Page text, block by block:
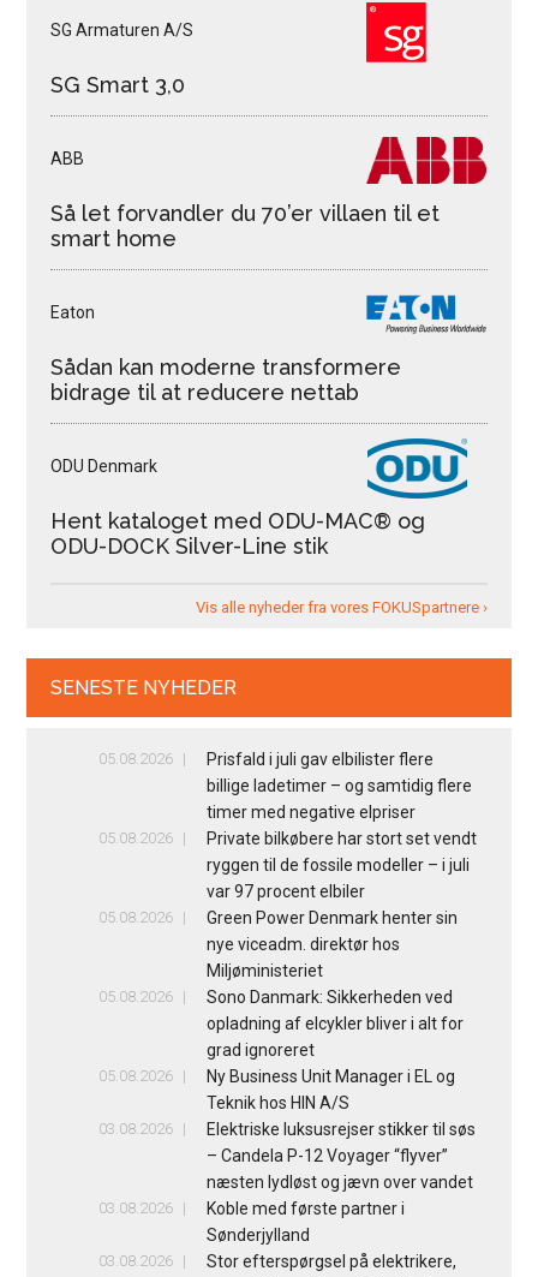
SG Armaturen A/S
SG Smart 3,0
ABB
Så let forvandler du 70’er villaen til et
smart home
Eaton
Sådan kan moderne transformere
bidrage til at reducere nettab
ODU Denmark
Hent kataloget med ODU-MAC® og
ODU-DOCK Silver-Line stik
Vis alle nyheder fra vores FOKUSpartnere ›
SENESTE NYHEDER
05.08.2026
Prisfald i juli gav elbilister flere
billige ladetimer – og samtidig flere
timer med negative elpriser
05.08.2026
Private bilkøbere har stort set vendt
ryggen til de fossile modeller – i juli
var 97 procent elbiler
05.08.2026
Green Power Denmark henter sin
nye viceadm. direktør hos
Miljøministeriet
05.08.2026
Sono Danmark: Sikkerheden ved
opladning af elcykler bliver i alt for
grad ignoreret
05.08.2026
Ny Business Unit Manager i EL og
Teknik hos HIN A/S
03.08.2026
Elektriske luksusrejser stikker til søs
– Candela P-12 Voyager “flyver”
næsten lydløst og jævn over vandet
03.08.2026
Koble med første partner i
Sønderjylland
03.08.2026
Stor efterspørgsel på elektrikere,